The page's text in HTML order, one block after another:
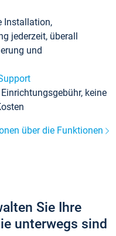
Installation,
jederzeit, überall
und
keine
über die Funktionen
Sie Ihre
unterwegs sind